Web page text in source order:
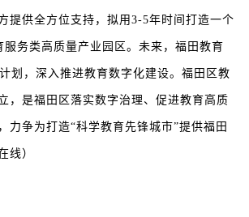
提供全方位支持，拟用3-5年时间打造一个
服务类高质量产业园区。未来，福田教育
划，深入推进教育数字化建设。福田区教
，是福田区落实数字治理、促进教育高质
力争为打造“科学教育先锋城市”提供福田
线）